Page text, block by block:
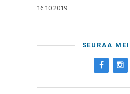
16.10.2019
SEURAA